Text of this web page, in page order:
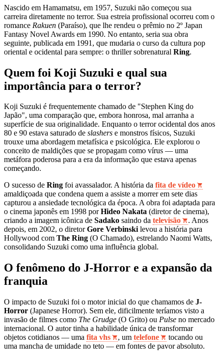
Nascido em Hamamatsu, em 1957, Suzuki não começou sua
carreira diretamente no terror. Sua estreia profissional ocorreu com o
romance Rakuen (Paraíso), que lhe rendeu o prêmio no 2º Japan
Fantasy Novel Awards em 1990. No entanto, seria sua obra
seguinte, publicada em 1991, que mudaria o curso da cultura pop
oriental e ocidental para sempre: o thriller sobrenatural Ring.
Quem foi Koji Suzuki e qual sua
importância para o terror?
Koji Suzuki é frequentemente chamado de "Stephen King do
Japão", uma comparação que, embora honrosa, mal arranha a
superfície de sua originalidade. Enquanto o terror ocidental dos anos
80 e 90 estava saturado de slashers e monstros físicos, Suzuki
trouxe uma abordagem metafísica e psicológica. Ele explorou o
conceito de maldições que se propagam como vírus — uma
metáfora poderosa para a era da informação que estava apenas
começando.
O sucesso de Ring foi avassalador. A história da fita de vídeo
amaldiçoada que condena quem a assiste a morrer em sete dias
capturou a ansiedade tecnológica da época. A obra foi adaptada para
o cinema japonês em 1998 porHideo Nakata (diretor de cinema),
criando a imagem icônica de Sadako saindo da televisão
. Anos
depois, em 2002, o diretorGore Verbinskilevou a história para
Hollywood com The Ring (O Chamado), estrelando Naomi Watts,
consolidando Suzuki como uma influência global.
O fenômeno do J-Horror e a expansão da
franquia
O impacto de Suzuki foi o motor inicial do que chamamos de J-
Horror (Japanese Horror). Sem ele, dificilmente teríamos visto a
invasão de filmes como The Grudge (O Grito) ou Pulse no mercado
internacional. O autor tinha a habilidade única de transformar
objetos cotidianos — uma fita vhs , um telefone
tocando ou
uma mancha de umidade no teto — em fontes de pavor absoluto.